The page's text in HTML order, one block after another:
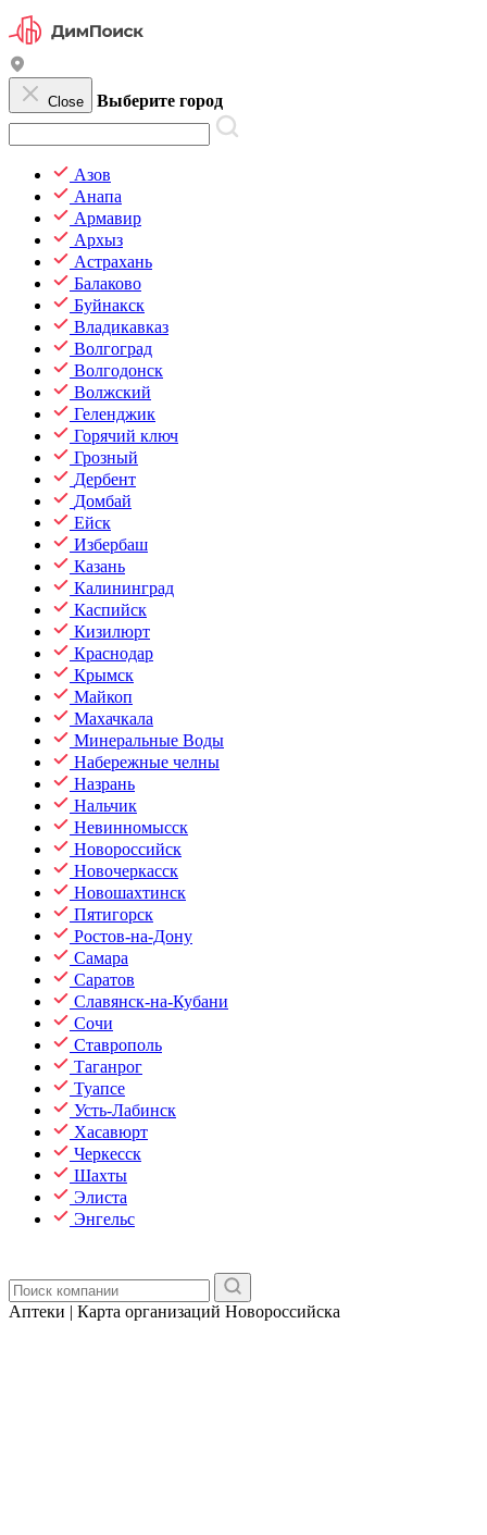
Close Выберите город
Азов
Анапа
Армавир
Архыз
Астрахань
Балаково
Буйнакск
Владикавказ
Волгоград
Волгодонск
Волжский
Геленджик
Горячий ключ
Грозный
Дербент
Домбай
Ейск
Избербаш
Казань
Калининград
Каспийск
Кизилюрт
Краснодар
Крымск
Майкоп
Махачкала
Минеральные Воды
Набережные челны
Назрань
Нальчик
Невинномысск
Новороссийск
Новочеркасск
Новошахтинск
Пятигорск
Ростов-на-Дону
Самара
Саратов
Славянск-на-Кубани
Сочи
Ставрополь
Таганрог
Туапсе
Усть-Лабинск
Хасавюрт
Черкесск
Шахты
Элиста
Энгельс
Аптеки | Карта организаций Новороссийска